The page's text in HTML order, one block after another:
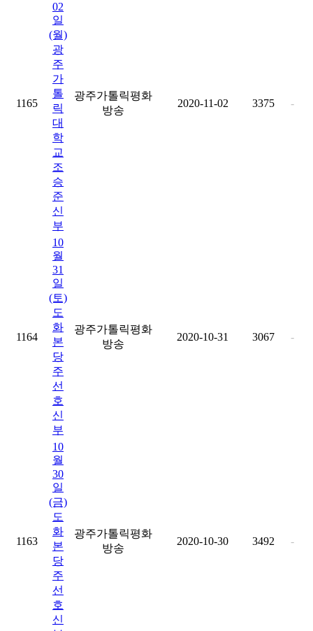
1165
02
일
(월)
광
주
가
톨
릭
대
학
교
조
승
준
신
부
광주가톨릭평화
방송
2020-11-02 3375 -
1164
10
월
31
일
(토)
도
화
본
당
주
선
호
신
부
광주가톨릭평화
방송
2020-10-31 3067 -
1163
10
월
30
일
(금)
도
화
본
당
주
선
호
신
광주가톨릭평화
방송
2020-10-30 3492 -